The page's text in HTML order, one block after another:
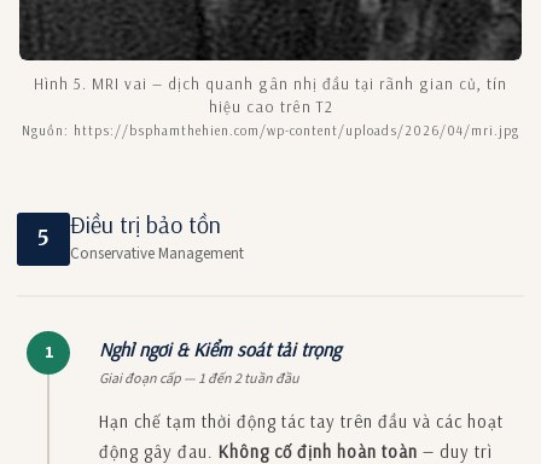
Hình 5. MRI vai — dịch quanh gân nhị đầu tại rãnh gian củ, tín
hiệu cao trên T2
Nguồn: https://bsphamthehien.com/wp-content/uploads/2026/04/mri.jpg
5 Điều trị bảo tồn
Conservative Management
1 Nghỉ ngơi & Kiểm soát tải trọng
Giai đoạn cấp — 1 đến 2 tuần đầu
Hạn chế tạm thời động tác tay trên đầu và các hoạt
động gây đau. Không cố định hoàn toàn — duy trì